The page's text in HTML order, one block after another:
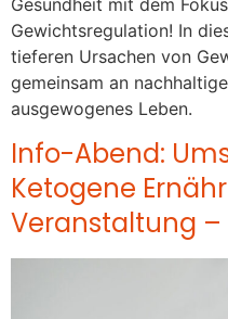
Gewichtsregulation! In
tieferen Ursachen von
gemeinsam an
ausgewogenes Leben.
Info-Abend:
Ketogene
Veranstaltung –